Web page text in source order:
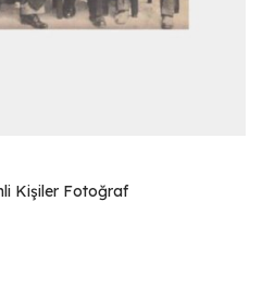
Kişiler Fotoğraf